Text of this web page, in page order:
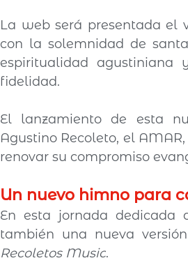
La web será presentada el
con la solemnidad de
espiritualidad agustiniana
fidelidad.
El lanzamiento de esta
Agustino Recoleto, el
renovar su compromiso
Un nuevo himno para
En esta jornada dedicada
Recoletos Music.